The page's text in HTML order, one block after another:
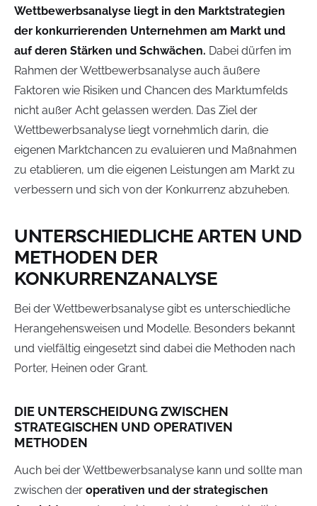
Wettbewerbsanalyse liegt in den Marktstrategien
der konkurrierenden Unternehmen am Markt und
auf deren Stärken und Schwächen. Dabei dürfen im
Rahmen der Wettbewerbsanalyse auch äußere
Faktoren wie Risiken und Chancen des Marktumfelds
nicht außer Acht gelassen werden. Das Ziel der
Wettbewerbsanalyse liegt vornehmlich darin, die
eigenen Marktchancen zu evaluieren und Maßnahmen
zu etablieren, um die eigenen Leistungen am Markt zu
verbessern und sich von der Konkurrenz abzuheben.
UNTERSCHIEDLICHE ARTEN UND
METHODEN DER
KONKURRENZANALYSE
Bei der Wettbewerbsanalyse gibt es unterschiedliche
Herangehensweisen und Modelle. Besonders bekannt
und vielfältig eingesetzt sind dabei die Methoden nach
Porter, Heinen oder Grant.
DIE UNTERSCHEIDUNG ZWISCHEN
STRATEGISCHEN UND OPERATIVEN
METHODEN
Auch bei der Wettbewerbsanalyse kann und sollte man
zwischen der operativen und der strategischen